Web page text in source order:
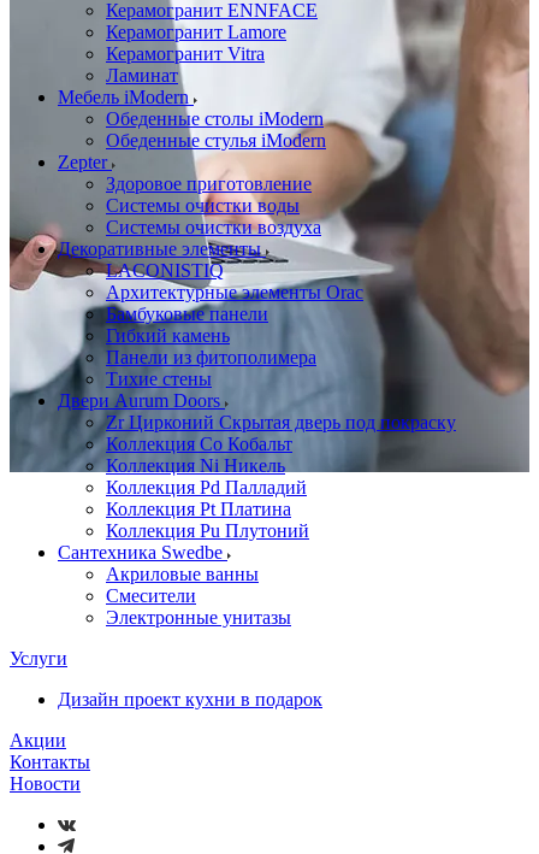
Керамогранит ENNFACE
Керамогранит Lamore
Керамогранит Vitra
Ламинат
Мебель iModern
Обеденные столы iModern
Обеденные стулья iModern
Zepter
Здоровое приготовление
Системы очистки воды
Системы очистки воздуха
Декоративные элементы
LACONISTIQ
Архитектурные элементы Orac
Бамбуковые панели
Гибкий камень
Панели из фитополимера
Тихие стены
Двери Aurum Doors
Zr Цирконий Скрытая дверь под покраску
Коллекция Co Кобальт
Коллекция Ni Никель
Коллекция Pd Палладий
Коллекция Pt Платина
Коллекция Pu Плутоний
Сантехника Swedbe
Акриловые ванны
Смесители
Электронные унитазы
Услуги
Дизайн проект кухни в подарок
Акции
Контакты
Новости